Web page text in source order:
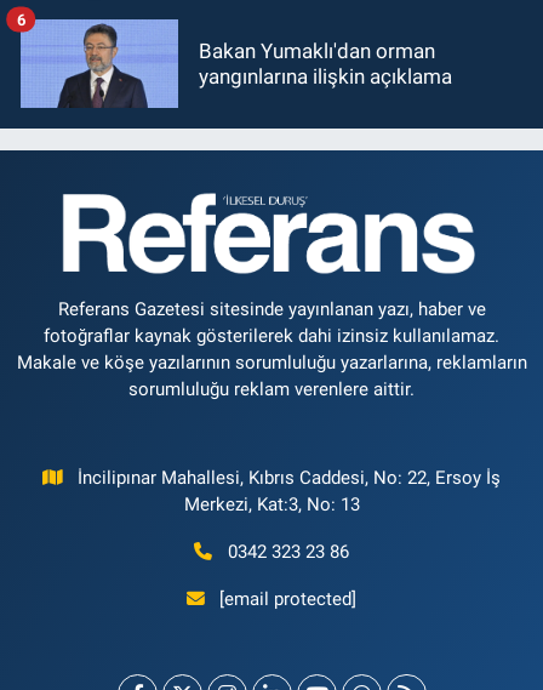
Bakan Yumaklı'dan orman
yangınlarına ilişkin açıklama
6
Referans Gazetesi sitesinde yayınlanan yazı, haber ve
fotoğraflar kaynak gösterilerek dahi izinsiz kullanılamaz.
Makale ve köşe yazılarının sorumluluğu yazarlarına, reklamların
sorumluluğu reklam verenlere aittir.
İncilipınar Mahallesi, Kıbrıs Caddesi, No: 22, Ersoy İş
Merkezi, Kat:3, No: 13
0342 323 23 86
[email protected]